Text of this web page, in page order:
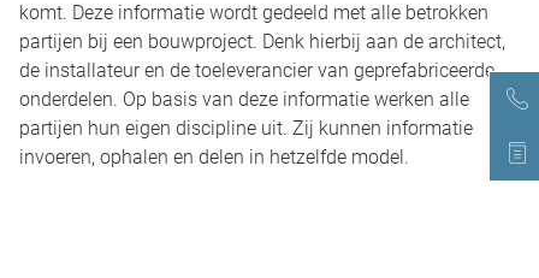
komt. Deze informatie wordt gedeeld met alle betrokken
partijen bij een bouwproject. Denk hierbij aan de architect,
de installateur en de toeleverancier van geprefabriceerde
onderdelen. Op basis van deze informatie werken alle
partijen hun eigen discipline uit. Zij kunnen informatie
invoeren, ophalen en delen in hetzelfde model.